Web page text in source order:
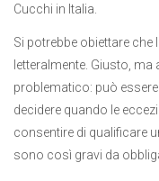
Cucchi in Italia.
Si potrebbe obiettare
letteralmente. Giusto,
problematico: può
decidere quando le
consentire di qualificare
sono così gravi da